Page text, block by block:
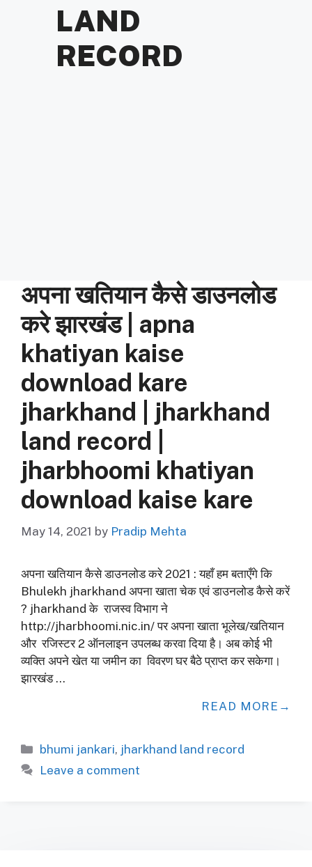
LAND
RECORD
अपना खतियान कैसे डाउनलोड
करे झारखंड | apna
khatiyan kaise
download kare
jharkhand | jharkhand
land record |
jharbhoomi khatiyan
download kaise kare
May 14, 2021 by Pradip Mehta
अपना खतियान कैसे डाउनलोड करे 2021 : यहाँ हम बताएँगे कि
Bhulekh jharkhand अपना खाता चेक एवं डाउनलोड कैसे करें
? jharkhand के राजस्व विभाग ने
http://jharbhoomi.nic.in/ पर अपना खाता भूलेख/खतियान
और रजिस्टर 2 ऑनलाइन उपलब्ध करवा दिया है। अब कोई भी
व्यक्ति अपने खेत या जमीन का विवरण घर बैठे प्राप्त कर सकेगा।
झारखंड …
READ MORE
Categories
bhumi jankari, jharkhand land record
Leave a comment